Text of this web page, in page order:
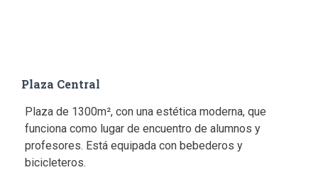
Plaza Central
Plaza de 1300m², con una estética moderna, que
funciona como lugar de encuentro de alumnos y
profesores. Está equipada con bebederos y
bicicleteros.